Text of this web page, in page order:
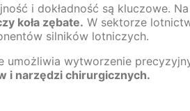
i dokładność są kluczowe.
koła zębate. W sektorze
silników lotniczych.
wytworzenie
i narzędzi chirurgicznych.